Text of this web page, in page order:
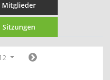
Mitglieder
Sitzungen